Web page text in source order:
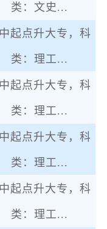
类：文史 ...
起点升大专，科
类：理工...
起点升大专，科
类：理工...
起点升大专，科
类：理工...
起点升大专，科
类：理工...